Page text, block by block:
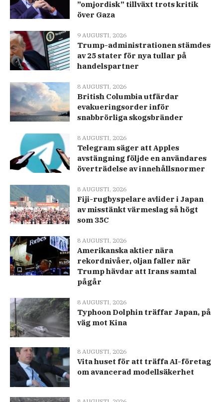
”omjordisk” tillväxt trots kritik
över Gaza
9 AUGUSTI, 2026
Trump-administrationen stämdes
av 25 stater för nya tullar på
handelspartner
8 AUGUSTI, 2026
British Columbia utfärdar
evakueringsorder inför
snabbrörliga skogsbränder
8 AUGUSTI, 2026
Telegram säger att Apples
avstängning följde en användares
överträdelse av innehållsnormer
8 AUGUSTI, 2026
Fiji-rugbyspelare avlider i Japan
av misstänkt värmeslag så högt
som 35C
8 AUGUSTI, 2026
Amerikanska aktier nära
rekordnivåer, oljan faller när
Trump hävdar att Irans samtal
pågår
8 AUGUSTI, 2026
Typhoon Dolphin träffar Japan, på
väg mot Kina
8 AUGUSTI, 2026
Vita huset för att träffa AI-företag
om avancerad modellsäkerhet